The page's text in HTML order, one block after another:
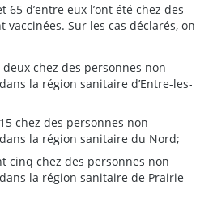
d’entre eux l’ont été chez des
Sur les cas déclarés, on
chez des personnes non
la région sanitaire d’Entre-les-
chez des personnes non
la région sanitaire du Nord;
cinq chez des personnes non
la région sanitaire de Prairie